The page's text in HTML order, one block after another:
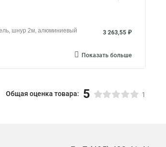
шнур 2м, алюминиевый
3 263,55 ₽
Показать больше
Общая оценка товара: 5 1